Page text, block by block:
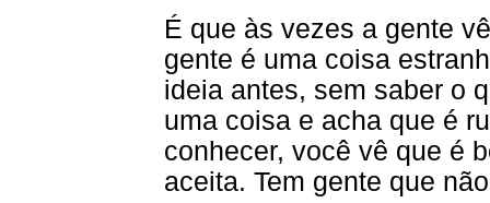
É que às vezes a gente
gente é uma coisa
ideia antes, sem saber o
uma coisa e acha que é
conhecer, você vê que é
aceita. Tem gente que